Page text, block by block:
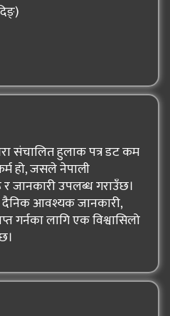
संचालित हुलाक पत्र डट कम
हो, जसले नेपाली
जानकारी उपलब्ध गराउँछ।
दैनिक आवश्यक जानकारी,
गर्नका लागि एक विश्वासिलो